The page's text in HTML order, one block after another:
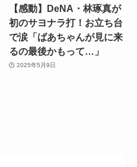
【感動】DeNA・林琢真が
初のサヨナラ打！お立ち台
で涙「ばあちゃんが見に来
るの最後かもって…」
2025年5月9日